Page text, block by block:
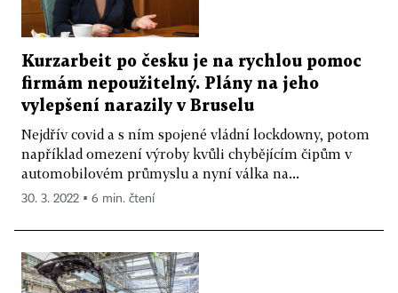
Kurzarbeit po česku je na rychlou pomoc
firmám nepoužitelný. Plány na jeho
vylepšení narazily v Bruselu
Nejdřív covid a s ním spojené vládní lockdowny, potom
například omezení výroby kvůli chybějícím čipům v
automobilovém průmyslu a nyní válka na...
30. 3. 2022 ▪ 6 min. čtení